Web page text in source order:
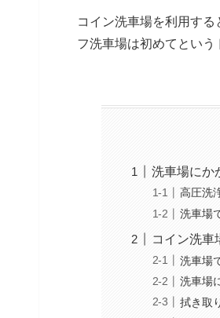
コイン洗車場を利用す
フ洗車場は初めてという
洗車場にか
高圧洗
洗車場
コイン洗車
洗車場
洗車場
拭き取